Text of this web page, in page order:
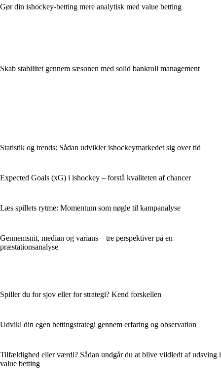
Gør din ishockey-betting mere analytisk med value betting
Skab stabilitet gennem sæsonen med solid bankroll management
Statistik og trends: Sådan udvikler ishockeymarkedet sig over tid
Expected Goals (xG) i ishockey – forstå kvaliteten af chancer
Læs spillets rytme: Momentum som nøgle til kampanalyse
Gennemsnit, median og varians – tre perspektiver på en
præstationsanalyse
Spiller du for sjov eller for strategi? Kend forskellen
Udvikl din egen bettingstrategi gennem erfaring og observation
Tilfældighed eller værdi? Sådan undgår du at blive vildledt af udsving i
value betting